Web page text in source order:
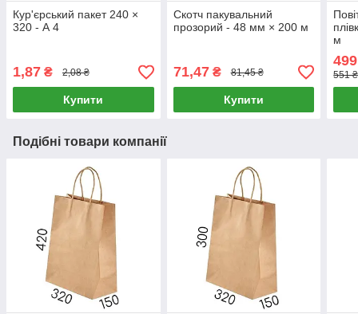
Кур'єрський пакет 240 ×
320 - А 4
1,87 ₴ 2,08 ₴
Купити
Скотч пакувальний
прозорий - 48 мм × 200 м
71,47₴ 81,45 ₴
Купити
м
499
551
Подібні товари компанії